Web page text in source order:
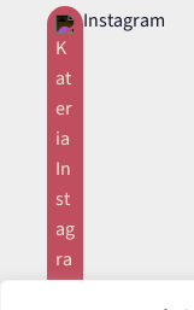
Instagram